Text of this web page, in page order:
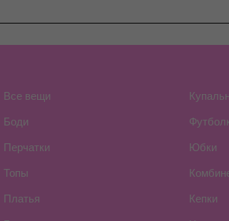
Все вещи
Боди
Перчатки
Топы
Платья
Юбки
Кепки